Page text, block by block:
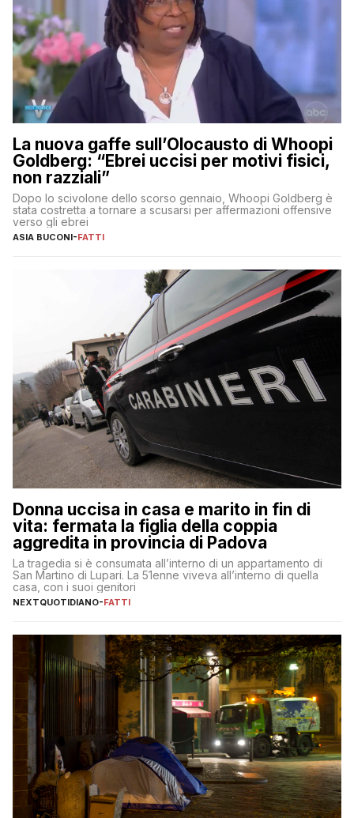
La nuova gaffe sull’Olocausto di Whoopi
Goldberg: “Ebrei uccisi per motivi fisici,
non razziali”
Dopo lo scivolone dello scorso gennaio, Whoopi Goldberg è
stata costretta a tornare a scusarsi per affermazioni offensive
verso gli ebrei
ASIA BUCONI-FATTI
Donna uccisa in casa e marito in fin di
vita: fermata la figlia della coppia
aggredita in provincia di Padova
La tragedia si è consumata all’interno di un appartamento di
San Martino di Lupari. La 51enne viveva all’interno di quella
casa, con i suoi genitori
NEXTQUOTIDIANO-FATTI